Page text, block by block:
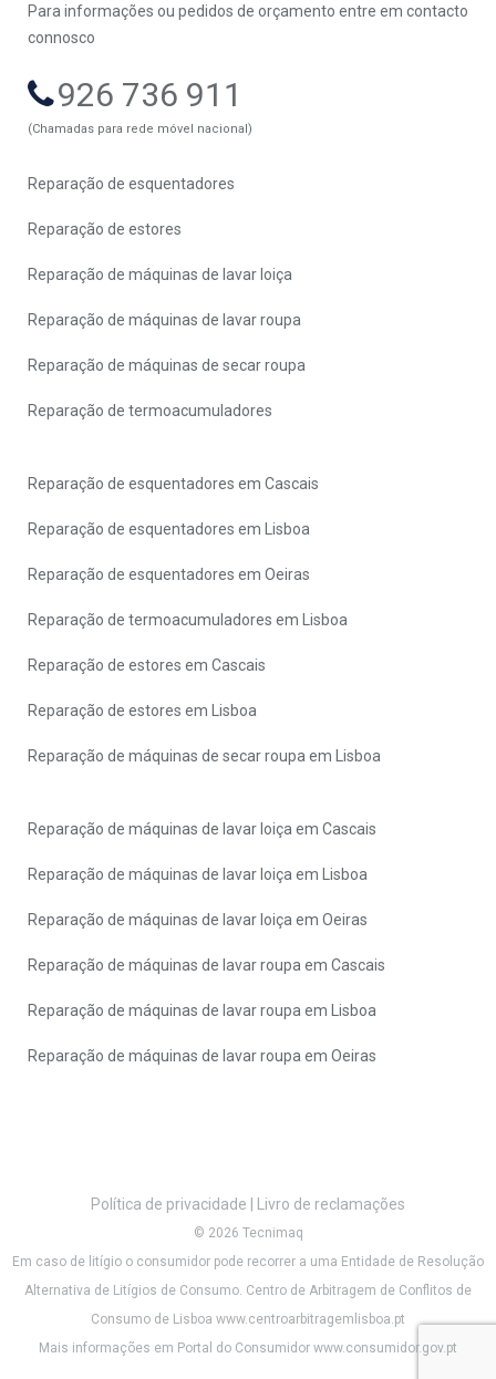
Para informações ou pedidos de orçamento entre em contacto
connosco
926 736 911
(Chamadas para rede móvel nacional)
Reparação de esquentadores
Reparação de estores
Reparação de máquinas de lavar loiça
Reparação de máquinas de lavar roupa
Reparação de máquinas de secar roupa
Reparação de termoacumuladores
Reparação de esquentadores em Cascais
Reparação de esquentadores em Lisboa
Reparação de esquentadores em Oeiras
Reparação de termoacumuladores em Lisboa
Reparação de estores em Cascais
Reparação de estores em Lisboa
Reparação de máquinas de secar roupa em Lisboa
Reparação de máquinas de lavar loiça em Cascais
Reparação de máquinas de lavar loiça em Lisboa
Reparação de máquinas de lavar loiça em Oeiras
Reparação de máquinas de lavar roupa em Cascais
Reparação de máquinas de lavar roupa em Lisboa
Reparação de máquinas de lavar roupa em Oeiras
Política de privacidade Livro de reclamações
© 2026 Tecnimaq
Em caso de litígio o consumidor pode recorrer a uma Entidade de Resolução
Alternativa de Litígios de Consumo. Centro de Arbitragem de Conflitos de
Consumo de Lisboa www.centroarbitragemlisboa.pt
Mais informações em Portal do Consumidor www.consumidor.gov.pt